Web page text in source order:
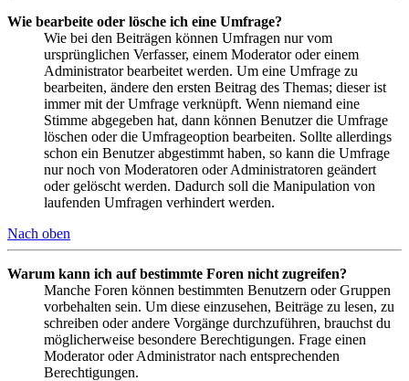
Wie bearbeite oder lösche ich eine Umfrage?
Wie bei den Beiträgen können Umfragen nur vom
ursprünglichen Verfasser, einem Moderator oder einem
Administrator bearbeitet werden. Um eine Umfrage zu
bearbeiten, ändere den ersten Beitrag des Themas; dieser ist
immer mit der Umfrage verknüpft. Wenn niemand eine
Stimme abgegeben hat, dann können Benutzer die Umfrage
löschen oder die Umfrageoption bearbeiten. Sollte allerdings
schon ein Benutzer abgestimmt haben, so kann die Umfrage
nur noch von Moderatoren oder Administratoren geändert
oder gelöscht werden. Dadurch soll die Manipulation von
laufenden Umfragen verhindert werden.
Nach oben
Warum kann ich auf bestimmte Foren nicht zugreifen?
Manche Foren können bestimmten Benutzern oder Gruppen
vorbehalten sein. Um diese einzusehen, Beiträge zu lesen, zu
schreiben oder andere Vorgänge durchzuführen, brauchst du
möglicherweise besondere Berechtigungen. Frage einen
Moderator oder Administrator nach entsprechenden
Berechtigungen.